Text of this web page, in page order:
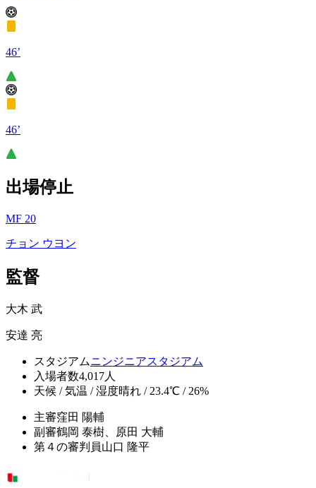
46’
46’
出場停止
MF 20
チョン ウヨン
監督
大木 武
安達 亮
スタジアムニンジニアスタジアム
入場者数4,017人
天候 / 気温 / 湿度晴れ / 23.4℃ / 26%
主審窪田 陽輔
副審鶴岡 泰樹、原田 大輔
第４の審判員山口 隆平